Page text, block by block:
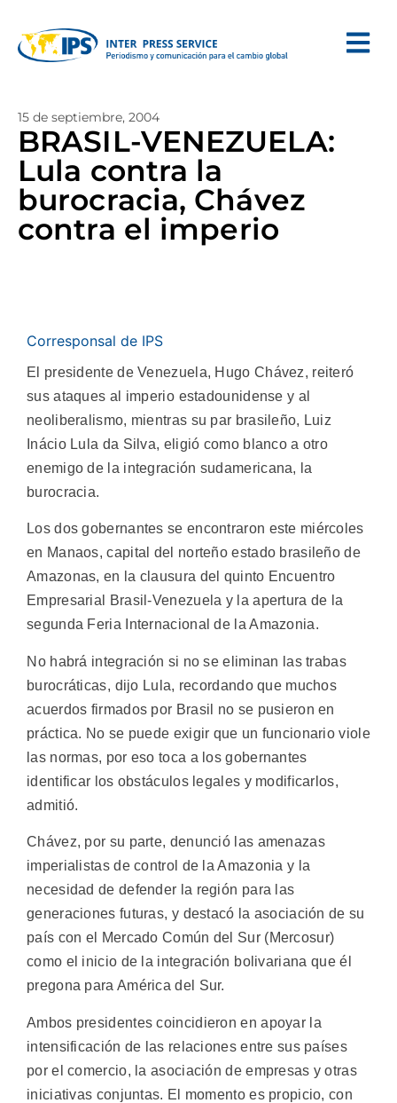
15 de septiembre, 2004
BRASIL-VENEZUELA:
Lula contra la
burocracia, Chávez
contra el imperio
Corresponsal de IPS
El presidente de Venezuela, Hugo Chávez, reiteró
sus ataques al imperio estadounidense y al
neoliberalismo, mientras su par brasileño, Luiz
Inácio Lula da Silva, eligió como blanco a otro
enemigo de la integración sudamericana, la
burocracia.
Los dos gobernantes se encontraron este miércoles
en Manaos, capital del norteño estado brasileño de
Amazonas, en la clausura del quinto Encuentro
Empresarial Brasil-Venezuela y la apertura de la
segunda Feria Internacional de la Amazonia.
No habrá integración si no se eliminan las trabas
burocráticas, dijo Lula, recordando que muchos
acuerdos firmados por Brasil no se pusieron en
práctica. No se puede exigir que un funcionario viole
las normas, por eso toca a los gobernantes
identificar los obstáculos legales y modificarlos,
admitió.
Chávez, por su parte, denunció las amenazas
imperialistas de control de la Amazonia y la
necesidad de defender la región para las
generaciones futuras, y destacó la asociación de su
país con el Mercado Común del Sur (Mercosur)
como el inicio de la integración bolivariana que él
pregona para América del Sur.
Ambos presidentes coincidieron en apoyar la
intensificación de las relaciones entre sus países
por el comercio, la asociación de empresas y otras
iniciativas conjuntas. El momento es propicio, con